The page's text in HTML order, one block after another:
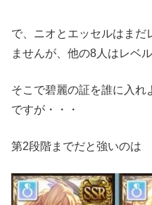
で、ニオとエッセルはまだ
ませんが、他の8人はレベ
そこで碧麗の証を誰に入れ
ですが・・・
第2段階までだと強いのは